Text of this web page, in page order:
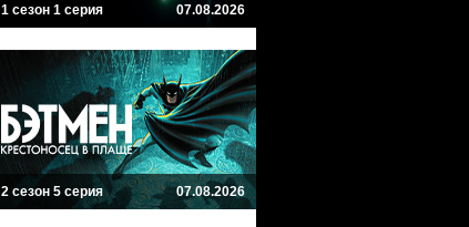
1 сезон 1 серия 07.08.2026
2 сезон 5 серия 07.08.2026